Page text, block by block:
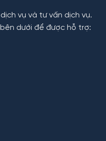
vụ và tư vấn dịch vụ.
dưới để được hỗ trợ: